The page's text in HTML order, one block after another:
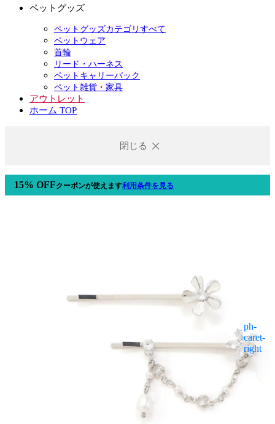
ペットグッズ
ペットグッズカテゴリすべて
ペットウェア
首輪
リード・ハーネス
ペットキャリーバック
ペット雑貨・家具
アウトレット
ホーム TOP
閉じる
15% OFFクーポンが使えます利用条件を見る